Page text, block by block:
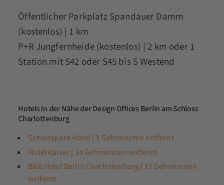
Öffentlicher Parkplatz Spandauer Damm
(kostenlos) | 1 km
P+R Jungfernheide (kostenlos) | 2 km oder 1
Station mit S42 oder S45 bis S Westend
Hotels in der Nähe der Design Offices Berlin am Schloss
Charlottenburg
Schlosspark Hotel | 9 Gehminuten entfernt
Hotel Kaiser | 14 Gehminuten entfernt
B&B Hotel Berlin Charlottenburg | 17 Gehminuten
entfernt